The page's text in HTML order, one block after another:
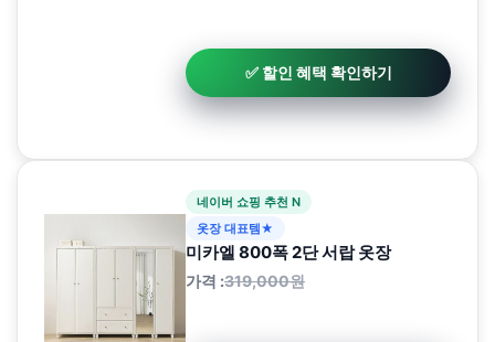
✅ 할인 혜택 확인하기
네이버 쇼핑 추천 N
옷장 대표템★
미카엘 800폭 2단 서랍 옷장
가격 :319,000원